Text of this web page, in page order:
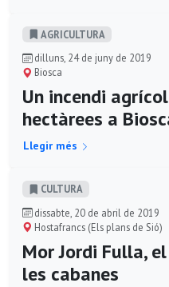
AGRICULTURA
dilluns, 24 de juny de 2019
Biosca
Un incendi
hectàrees a
Llegir més
CULTURA
dissabte, 20 de abril de 2019
Hostafrancs (Els plans de Sió)
Mor Jordi Fulla,
les cabanes